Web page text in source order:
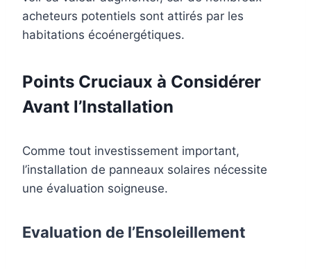
acheteurs potentiels sont attirés par les
habitations écoénergétiques.
Points Cruciaux à Considérer
Avant l’Installation
Comme tout investissement important,
l’installation de panneaux solaires nécessite
une évaluation soigneuse.
Evaluation de l’Ensoleillement